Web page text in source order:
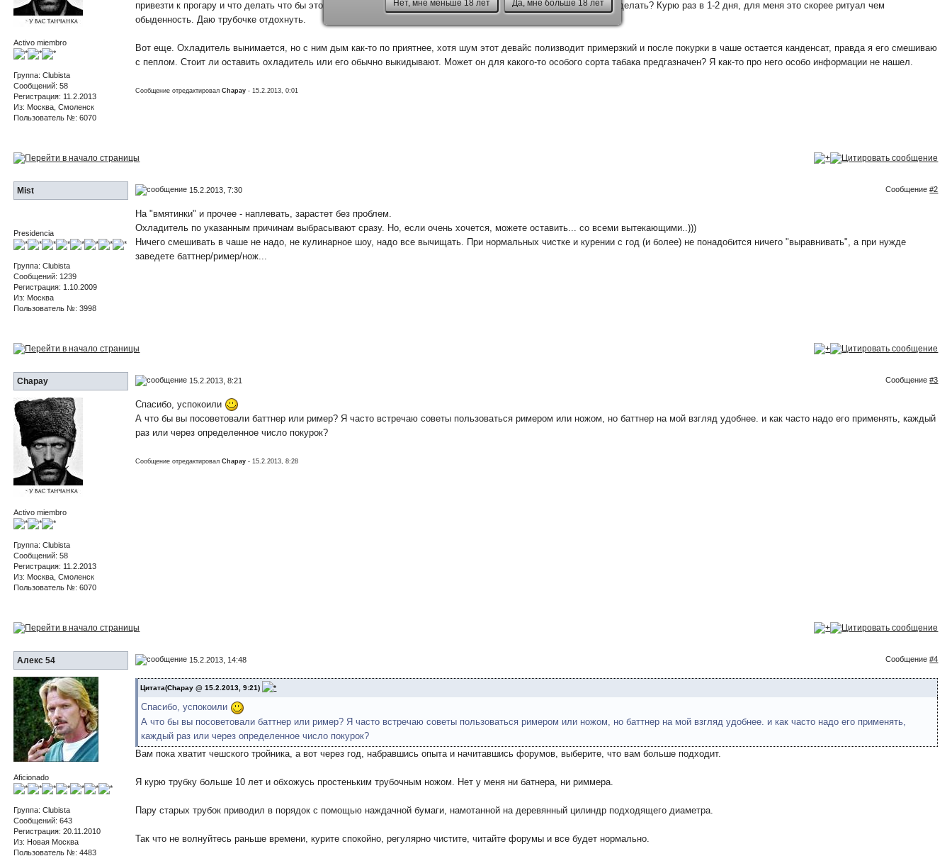
Нет, мне меньше 18 лет Да, мне больше 18 лет
Activo miembro
Группа: Clubista
Сообщений: 58
Регистрация: 11.2.2013
Из: Москва, Смоленск
Пользователь №: 6070
привезти к прогару и что делать что бы этого избежать? Достаточно просто выравнивать нагар и как часто это делать? Курю раз в 1-2 дня, для меня это скорее ритуал чем
обыденность. Даю трубочке отдохнуть.
Вот еще. Охладитель вынимается, но с ним дым как-то по приятнее, хотя шум этот девайс полизводит примерзкий и после покурки в чаше остается канденсат, правда я его смешиваю
с пеплом. Стоит ли оставить охладитель или его обычно выкидывают. Может он для какого-то особого сорта табака предгазначен? Я как-то про него особо информации не нашел.
Сообщение отредактировалChapay - 15.2.2013, 0:01
Mist 15.2.2013, 7:30 Сообщение#2
Presidencia
Группа: Clubista
Сообщений: 1239
Регистрация: 1.10.2009
Из: Москва
Пользователь №: 3998
На "вмятинки" и прочее - наплевать, зарастет без проблем.
Охладитель по указанным причинам выбрасывают сразу. Но, если очень хочется, можете оставить... со всеми вытекающими..)))
Ничего смешивать в чаше не надо, не кулинарное шоу, надо все вычищать. При нормальных чистке и курении с год (и более) не понадобится ничего "выравнивать", а при нужде
заведете баттнер/ример/нож...
Chapay 15.2.2013, 8:21 Сообщение#3
Activo miembro
Группа: Clubista
Сообщений: 58
Регистрация: 11.2.2013
Из: Москва, Смоленск
Пользователь №: 6070
Спасибо, успокоили
А что бы вы посоветовали баттнер или ример? Я часто встречаю советы пользоваться римером или ножом, но баттнер на мой взгляд удобнее. и как часто надо его применять, каждый
раз или через определенное число покурок?
Сообщение отредактировалChapay - 15.2.2013, 8:28
Алекс 54 15.2.2013, 14:48 Сообщение#4
Aficionado
Группа: Clubista
Сообщений: 643
Регистрация: 20.11.2010
Из: Новая Москва
Пользователь №: 4483
Цитата(Chapay @ 15.2.2013, 9:21)
Спасибо, успокоили
А что бы вы посоветовали баттнер или ример? Я часто встречаю советы пользоваться римером или ножом, но баттнер на мой взгляд удобнее. и как часто надо его применять,
каждый раз или через определенное число покурок?
Вам пока хватит чешского тройника, а вот через год, набравшись опыта и начитавшись форумов, выберите, что вам больше подходит.
Я курю трубку больше 10 лет и обхожусь простеньким трубочным ножом. Нет у меня ни батнера, ни риммера.
Пару старых трубок приводил в порядок с помощью наждачной бумаги, намотанной на деревянный цилиндр подходящего диаметра.
Так что не волнуйтесь раньше времени, курите спокойно, регулярно чистите, читайте форумы и все будет нормально.